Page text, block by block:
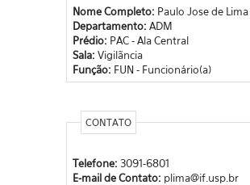
Nome Completo: Paulo Jose de Lima
Departamento: ADM
Prédio: PAC - Ala Central
Sala: Vigilãncia
Função: FUN - Funcionário(a)
CONTATO
Telefone: 3091-6801
E-mail de Contato: plima@if.usp.br